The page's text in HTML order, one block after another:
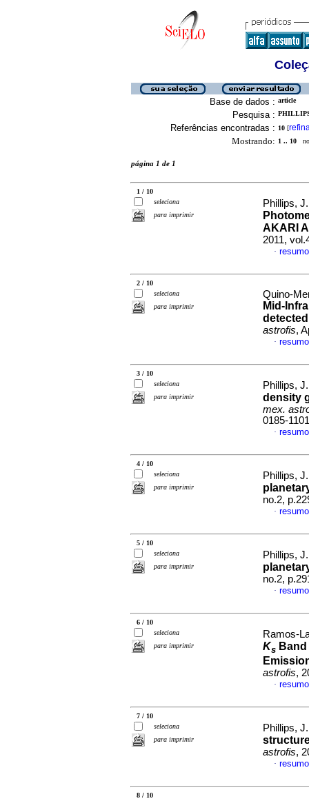
Base de dados : article
Pesquisa :
Referências encontradas : 10 [
Mostrando: 1 .. 10
página 1 de 1
1 / 10
seleciona
para imprimir
Phillips,
AKARI
2011,
·
2 / 10
seleciona
para imprimir
Quino-
Mid-
astrofis,
·
3 / 10
seleciona
para imprimir
Phillips,
density
mex.
0185-1101
·
4 / 10
seleciona
para imprimir
Phillips,
no.2,
·
5 / 10
seleciona
para imprimir
Phillips,
no.2,
·
6 / 10
seleciona
para imprimir
Ramos-
Ks
astrofis,
·
7 / 10
seleciona
para imprimir
Phillips,
astrofis,
·
8 / 10